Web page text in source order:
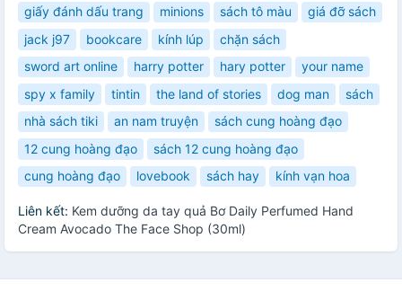
giấy đánh dấu trang
minions sách tô màu
giá đỡ sách
jack j97
bookcare kính lúp
chặn sách
sword art online
harry potter hary potter
your name
spy x family
tintin the land of stories dog man
sách
nhà sách tiki
an nam truyện
sách cung hoàng đạo
12 cung hoàng đạo
sách 12 cung hoàng đạo
cung hoàng đạo
lovebook sách hay kính vạn hoa
Liên kết: Kem dưỡng da tay quả Bơ Daily Perfumed Hand
Cream Avocado The Face Shop (30ml)